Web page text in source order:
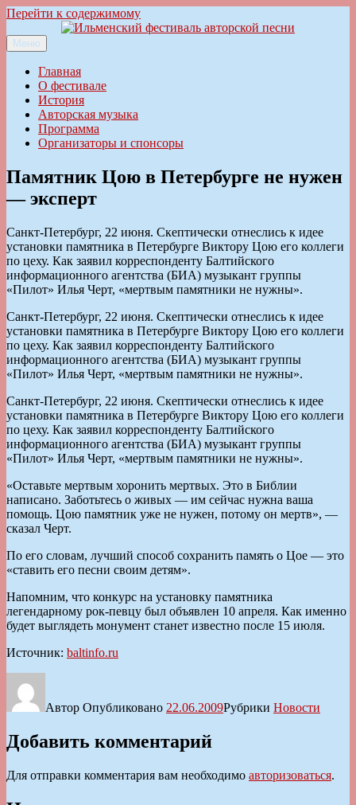
Перейти к содержимому
Ильменский фестиваль авторской песни
Меню
Главная
О фестивале
История
Авторская музыка
Программа
Организаторы и спонсоры
Памятник Цою в Петербурге не нужен
— эксперт
Санкт-Петербург, 22 июня. Скептически отнеслись к идее
установки памятника в Петербурге Виктору Цою его коллеги
по цеху. Как заявил корреспонденту Балтийского
информационного агентства (БИА) музыкант группы
«Пилот» Илья Черт, «мертвым памятники не нужны».
Санкт-Петербург, 22 июня. Скептически отнеслись к идее
установки памятника в Петербурге Виктору Цою его коллеги
по цеху. Как заявил корреспонденту Балтийского
информационного агентства (БИА) музыкант группы
«Пилот» Илья Черт, «мертвым памятники не нужны».
Санкт-Петербург, 22 июня. Скептически отнеслись к идее
установки памятника в Петербурге Виктору Цою его коллеги
по цеху. Как заявил корреспонденту Балтийского
информационного агентства (БИА) музыкант группы
«Пилот» Илья Черт, «мертвым памятники не нужны».
«Оставьте мертвым хоронить мертвых. Это в Библии
написано. Заботьтесь о живых — им сейчас нужна ваша
помощь. Цою памятник уже не нужен, потому он мертв», —
сказал Черт.
По его словам, лучший способ сохранить память о Цое — это
«ставить его песни своим детям».
Напомним, что конкурс на установку памятника
легендарному рок-певцу был объявлен 10 апреля. Как именно
будет выглядеть монумент станет известно после 15 июля.
Источник: baltinfo.ru
Автор Опубликовано 22.06.2009Рубрики Новости
Добавить комментарий
Для отправки комментария вам необходимо авторизоваться.